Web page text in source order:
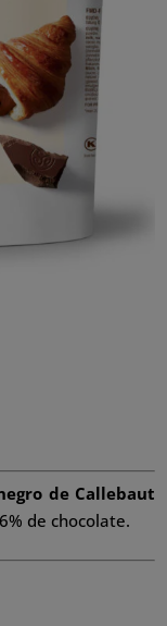
de Callebaut
de chocolate.